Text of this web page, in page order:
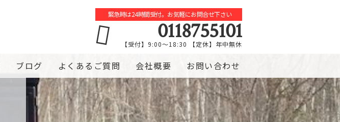
緊急時は24時間受付。お気軽にお問合せ下さい
0118755101
【受付】9:00～18:30 【定休】年中無休
ブログ よくあるご質問 会社概要 お問い合わせ